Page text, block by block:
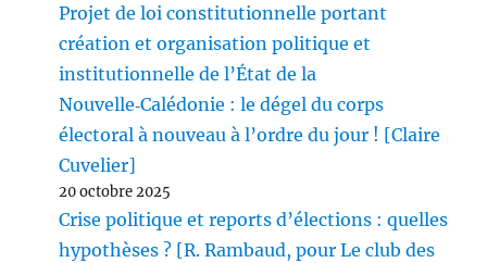
Projet de loi constitutionnelle portant
création et organisation politique et
institutionnelle de l’État de la
Nouvelle‑Calédonie : le dégel du corps
électoral à nouveau à l’ordre du jour ! [Claire
Cuvelier]
20 octobre 2025
Crise politique et reports d’élections : quelles
hypothèses ? [R. Rambaud, pour Le club des